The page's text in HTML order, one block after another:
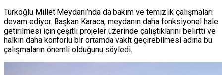
Türkoğlu Millet Meydanı’nda da bakım ve temizlik çalışmaları
devam ediyor. Başkan Karaca, meydanın daha fonksiyonel hale
getirilmesi için çeşitli projeler üzerinde çalıştıklarını belirtti ve
halkın daha konforlu bir ortamda vakit geçirebilmesi adına bu
çalışmaların önemli olduğunu söyledi.